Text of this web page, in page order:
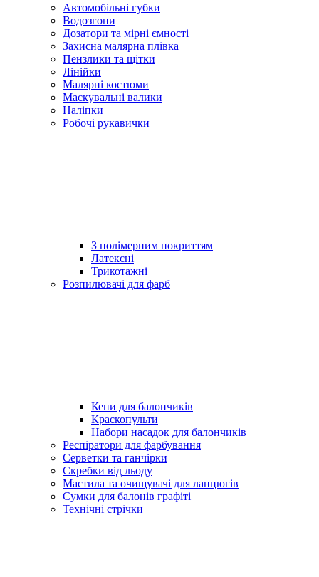
Автомобільні губки
Водозгони
Дозатори та мірні ємності
Захисна малярна плівка
Пензлики та щітки
Лінійки
Малярні костюми
Маскувальні валики
Наліпки
Робочі рукавички
З полімерним покриттям
Латексні
Трикотажні
Розпилювачі для фарб
Кепи для балончиків
Краскопульти
Набори насадок для балончиків
Респіратори для фарбування
Серветки та ганчірки
Скребки від льоду
Мастила та очищувачі для ланцюгів
Сумки для балонів графіті
Технічні стрічки